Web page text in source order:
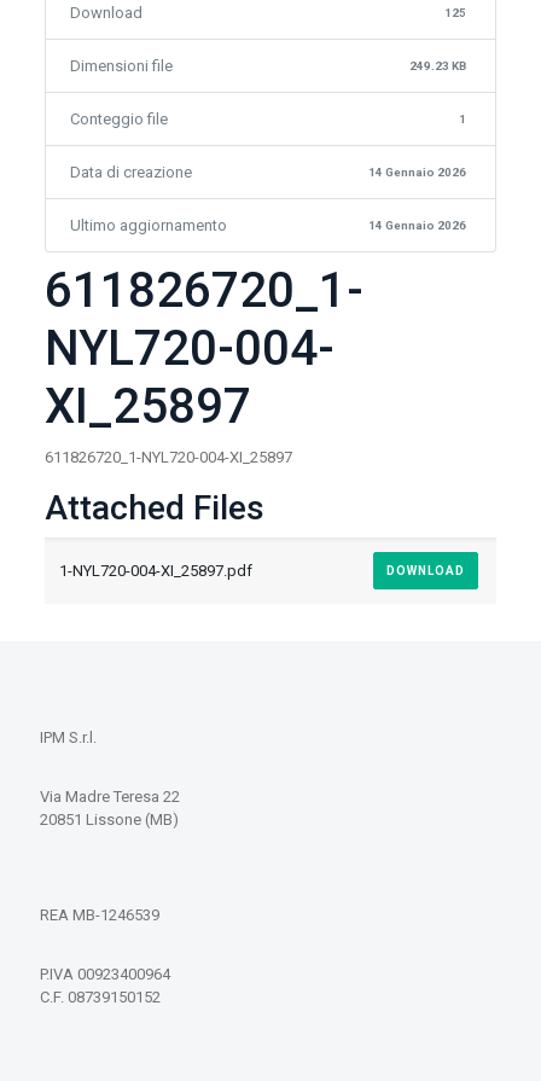
Download 125
Dimensioni file 249.23 KB
Conteggio file 1
Data di creazione 14 Gennaio 2026
Ultimo aggiornamento 14 Gennaio 2026
611826720_1-
NYL720-004-
XI_25897
611826720_1-NYL720-004-XI_25897
Attached Files
1-NYL720-004-XI_25897.pdf DOWNLOAD
IPM S.r.l.
Via Madre Teresa 22
20851 Lissone (MB)
REA MB-1246539
P.IVA 00923400964
C.F. 08739150152